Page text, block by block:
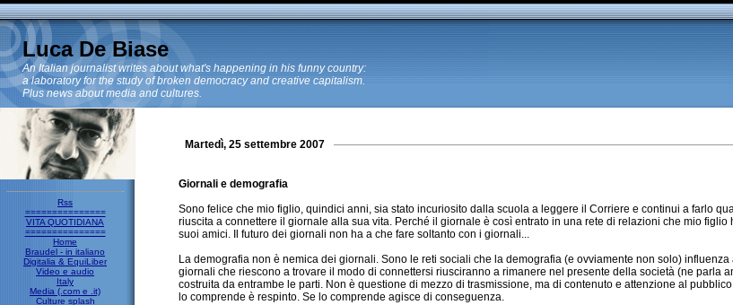
Luca De Biase
An Italian journalist writes about what's happening in his funny country:
a laboratory for the study of broken democracy and creative capitalism.
Plus news about media and cultures.
Rss
===============
VITA QUOTIDIANA
===============
Home
Braudel - in italiano
Digitalia & EquiLiber
Video e audio
Italy
Media (.com e .it)
Culture splash
Martedì, 25 settembre 2007
Giornali e demografia
Sono felice che mio figlio, quindici anni, sia stato incuriosito dalla scuola a leggere il Corriere e continui a farlo
riuscita a connettere il giornale alla sua vita. Perché il giornale è così entrato in una rete di relazioni che mio
suoi amici. Il futuro dei giornali non ha a che fare soltanto con i giornali...
La demografia non è nemica dei giornali. Sono le reti sociali che la demografia (e ovviamente non solo)
giornali che riescono a trovare il modo di connettersi riusciranno a rimanere nel presente della società (ne parla
costruita da entrambe le parti. Non è questione di mezzo di trasmissione, ma di contenuto e attenzione al
lo comprende è respinto. Se lo comprende agisce di conseguenza.